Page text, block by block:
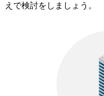
えで検討をしましょう。